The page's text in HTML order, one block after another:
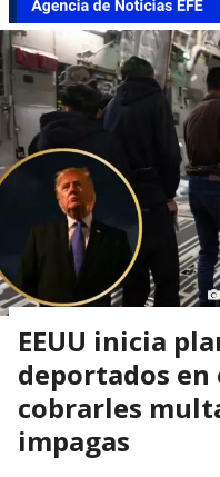
EEUU inicia
deportados
cobrarles
impagas